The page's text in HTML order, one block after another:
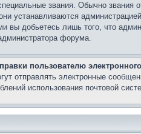
звания. Обычно
устанавливаются
вы добьетесь лишь того, что
форума.
пользователю
отправлять электронные
использования почтовой